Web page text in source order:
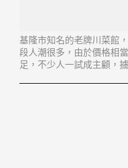
基隆市知名的老牌川菜館
段人潮很多，由於價格相
足，不少人一試成主顧，